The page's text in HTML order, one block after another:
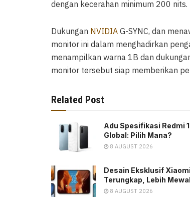
dengan kecerahan minimum 200 nits.
Dukungan NVIDIA G-SYNC, dan
monitor ini dalam menghadirkan
menampilkan warna 1B dan
monitor tersebut siap memberikan
Related Post
Adu Spesifikasi Redmi
Global: Pilih Mana?
8 AUGUST 2026
Desain Eksklusif
Terungkap, Lebih
8 AUGUST 2026